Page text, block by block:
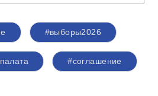
#выборы2026
#соглашение